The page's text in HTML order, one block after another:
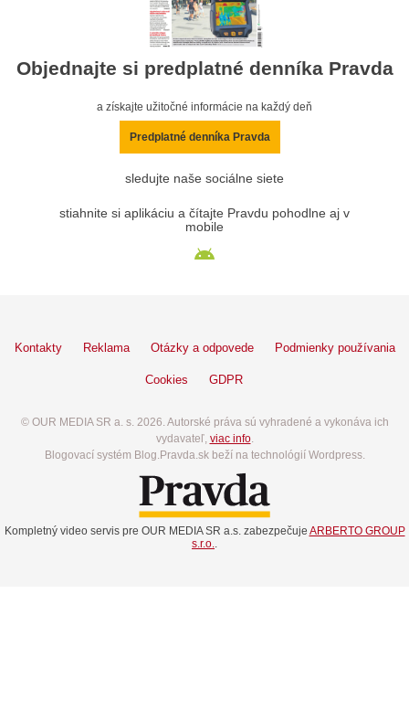
Objednajte si predplatné denníka Pravda
a získajte užitočné informácie na každý deň
Predplatné denníka Pravda
sledujte naše sociálne siete
stiahnite si aplikáciu a čítajte Pravdu pohodlne aj v
mobile
Kontakty Reklama Otázky a odpovede Podmienky používania
Cookies GDPR
© OUR MEDIA SR a. s. 2026. Autorské práva sú vyhradené a vykonáva ich
vydavateľ, viac info.
Blogovací systém Blog.Pravda.sk beží na technológií Wordpress.
Kompletný video servis pre OUR MEDIA SR a.s. zabezpečuje ARBERTO GROUP
s.r.o.